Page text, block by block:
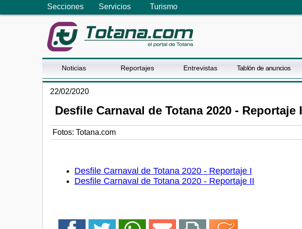
Secciones Servicios Turismo
Noticias Reportajes Entrevistas Tablón de anuncios
22/02/2020
Desfile Carnaval de Totana 2020 - Reportaje I
Fotos: Totana.com
Desfile Carnaval de Totana 2020 - Reportaje I
Desfile Carnaval de Totana 2020 - Reportaje II